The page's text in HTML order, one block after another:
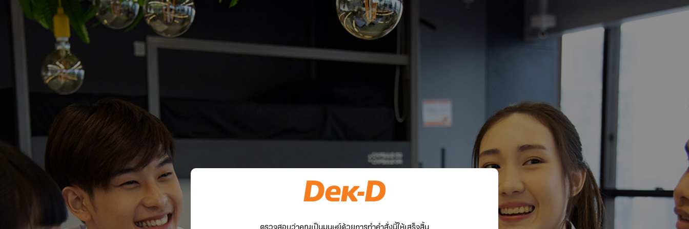
ตรวจสอบว่าคุณเป็นมนุษย์ด้วยการทำคำสั่งนี้ให้เสร็จสิ้น